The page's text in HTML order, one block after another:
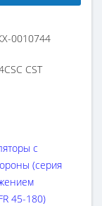
0010744
CST
с
(серия
45-180)